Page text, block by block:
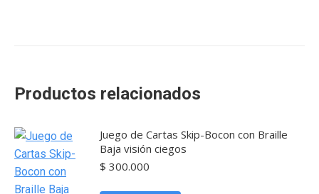
Productos relacionados
Juego de Cartas Skip-Bocon con Braille
Baja visión ciegos
$ 300.000